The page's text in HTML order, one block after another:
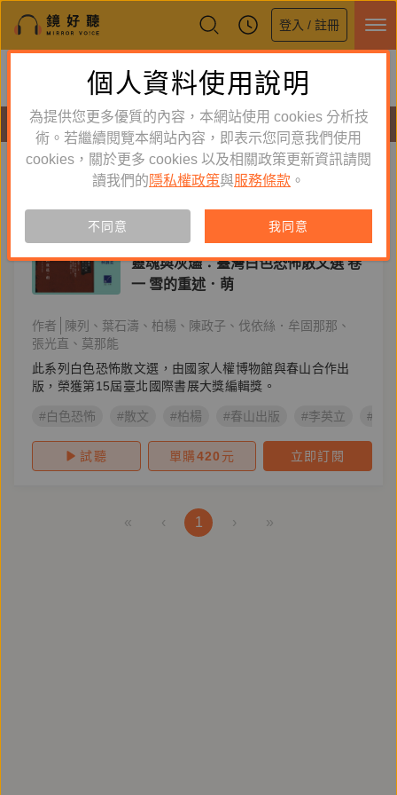
登入 / 註冊
鏡好聽全新APP上線
體驗全面升級，即刻下載
有聲書
張光直 新到舊 舊到新
有聲書
靈魂與灰燼：臺灣白色恐怖散文選 卷
一 雪的重述．萌
作者 陳列 葉石濤 柏楊 陳政子
伐依絲．牟固那那
張光直
莫那能
此系列白色恐怖散文選，由國家人權博物館與春山合作出
版，榮獲第15屆臺北國際書展大獎編輯獎。
#白色恐怖 #散文 #柏楊 #春山出版 #李英立 #蕭
試聽 單購420 元 立即訂閱
« ‹ 1 › »
個人資料使用說明
為提供您更多優質的內容，本網站使用 cookies 分析技
術。若繼續閱覽本網站內容，即表示您同意我們使用
cookies，關於更多 cookies 以及相關政策更新資訊請閱
讀我們的 隱私權政策與服務條款 。
不同意 我同意